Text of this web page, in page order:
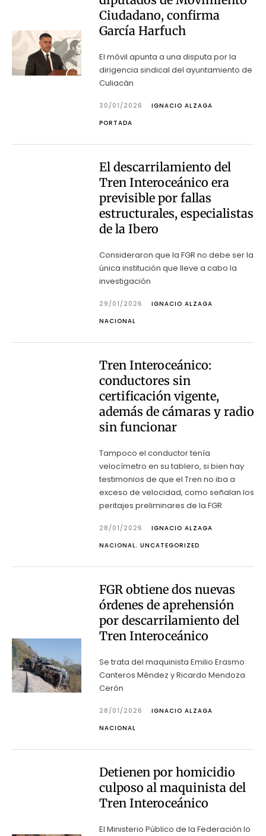
Ciudadano, confirma
García Harfuch
El móvil apunta a una disputa por la
dirigencia sindical del ayuntamiento de
Culiacán
30/01/2026
IGNACIO ALZAGA
PORTADA
El descarrilamiento del
Tren Interoceánico era
previsible por fallas
estructurales, especialistas
de la Ibero
Consideraron que la FGR no debe ser la
única institución que lleve a cabo la
investigación
29/01/2026
IGNACIO ALZAGA
NACIONAL
Tren Interoceánico:
conductores sin
certificación vigente,
además de cámaras y radio
sin funcionar
Tampoco el conductor tenía
velocímetro en su tablero, si bien hay
testimonios de que el Tren no iba a
exceso de velocidad, como señalan los
peritajes preliminares de la FGR
28/01/2026
IGNACIO ALZAGA
NACIONAL, UNCATEGORIZED
FGR obtiene dos nuevas
órdenes de aprehensión
por descarrilamiento del
Tren Interoceánico
Se trata del maquinista Emilio Erasmo
Canteros Méndez y Ricardo Mendoza
Cerón
28/01/2026
IGNACIO ALZAGA
NACIONAL
Detienen por homicidio
culposo al maquinista del
Tren Interoceánico
El Ministerio Público de la Federación lo